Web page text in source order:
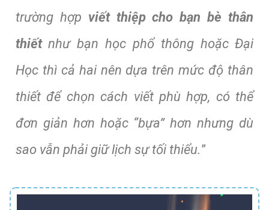
trường hợp viết thiệp cho bạn bè thân
thiếtnhư bạn học phổ thông hoặc Đại
Học thì cả hai nên dựa trên mức độ thân
thiết để chọn cách viết phù hợp, có thể
đơn giản hơn hoặc “bựa” hơn nhưng dù
sao vẫn phải giữ lịch sự tối thiểu.”